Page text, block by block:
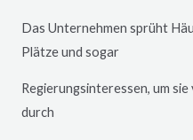
Das Unternehmen sprüht
Plätze und sogar
Regierungsinteressen, um
durch